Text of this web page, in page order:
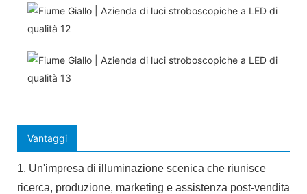
Vantaggi
1. Un'impresa di illuminazione scenica che riunisce
ricerca, produzione, marketing e assistenza post-vendita